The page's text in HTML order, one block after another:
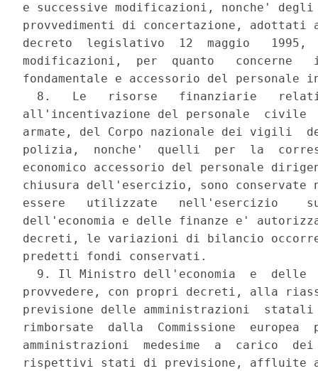
e successive modificazioni, nonche'
provvedimenti di concertazione,
decreto  legislativo  12  maggio
modificazioni,  per  quanto   concerne
fondamentale e accessorio del personale
8.   Le   risorse   finanziarie
all'incentivazione del personale
armate, del Corpo nazionale dei vigili
polizia,  nonche'  quelli  per  la
economico accessorio del personale
chiusura dell'esercizio, sono
essere   utilizzate   nell'esercizio
dell'economia e delle finanze e'
decreti, le variazioni di bilancio
predetti fondi conservati.
9. Il Ministro dell'economia  e  delle
provvedere, con propri decreti, alla
previsione delle amministrazioni  statali
rimborsate  dalla  Commissione
amministrazioni  medesime  a  carico
rispettivi stati di previsione, affluite